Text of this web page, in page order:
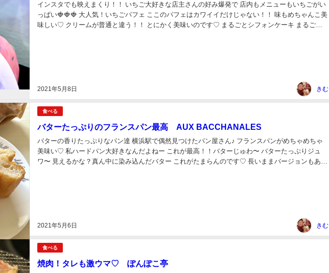
2021年5月8日
インスタでも映えまくり！！ いちご大好きな店主さんの好み爆発で 店内もメニューもいちごがい
っぱい🍓🍓🍓 大人気！いちごパフェ ここのパフェはカワイイだけじゃない！！ 味もめちゃんこ美
味しい♡ クリームが普通と違う！！ とにかく美味いのです♡ まるごとシフォンケーキ まるごと
きむ
食べる
バターたっぷりのフランスパン最高 AUX BACCHANALES
2021年5月6日
バターの香りたっぷりなパン達 横浜駅で偶然見つけたパン屋さん♪ フランスパンがめちゃめちゃ
美味い♡ 私ハードパン大好きなんだよねー これが最高！！バターじゅわ〜 バターたっぷりジュ
ワ〜 見えるかな？真ん中に染み込んだバター これがたまらんのです♡ 長いままバージョンもあっ
きむ
食べる
焼肉！タレも激ウマ♡ ぽんぽこ亭